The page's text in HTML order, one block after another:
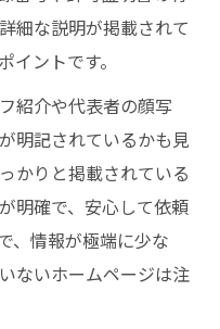
加費用に注意しよ
ための手順
比較が失敗を防ぐ
重に選ぶ流れ
安心度を判断する
に確認する方法
集ポイントと注意
細な説明が掲載されて
イントです。
紹介や代表者の顔写
明記されているかも見
かりと掲載されている
明確で、安心して依頼
、情報が極端に少な
ないホームページは注